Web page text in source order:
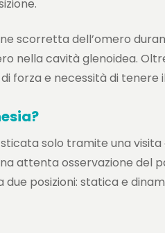
scorretta dell’omero
nella cavità glenoidea.
forza e necessità di
solo tramite una
attenta osservazione del
posizioni: statica e